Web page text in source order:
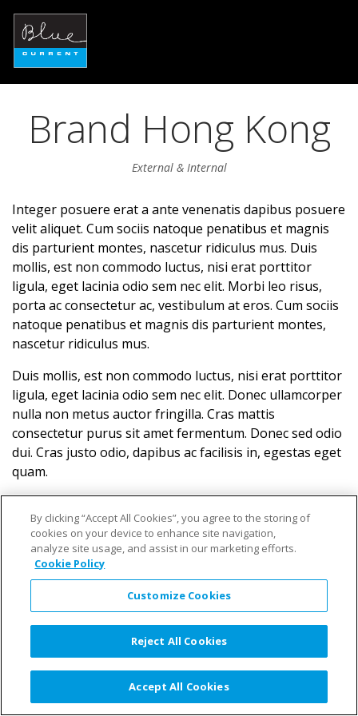
Brand Hong Kong
External & Internal
Integer posuere erat a ante venenatis dapibus posuere
velit aliquet. Cum sociis natoque penatibus et magnis
dis parturient montes, nascetur ridiculus mus. Duis
mollis, est non commodo luctus, nisi erat porttitor
ligula, eget lacinia odio sem nec elit. Morbi leo risus,
porta ac consectetur ac, vestibulum at eros. Cum sociis
natoque penatibus et magnis dis parturient montes,
nascetur ridiculus mus.
Duis mollis, est non commodo luctus, nisi erat porttitor
ligula, eget lacinia odio sem nec elit. Donec ullamcorper
nulla non metus auctor fringilla. Cras mattis
consectetur purus sit amet fermentum. Donec sed odio
dui. Cras justo odio, dapibus ac facilisis in, egestas eget
quam.
Privacy Policy
By clicking “Accept All Cookies”, you agree to the storing of
cookies on your device to enhance site navigation,
analyze site usage, and assist in our marketing efforts.
Cookie Policy
Customize Cookies
Reject All Cookies
Accept All Cookies